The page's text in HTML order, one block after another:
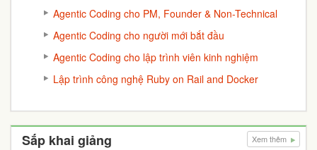
Agentic Coding cho PM, Founder & Non-Technical
Agentic Coding cho người mới bắt đầu
Agentic Coding cho lập trình viên kinh nghiệm
Lập trình công nghệ Ruby on Rail and Docker
Sắp khai giảng Xem thêm